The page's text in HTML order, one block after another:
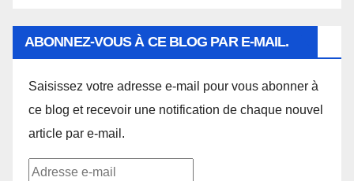
ABONNEZ-VOUS À CE BLOG PAR E-MAIL.
Saisissez votre adresse e-mail pour vous abonner à
ce blog et recevoir une notification de chaque nouvel
article par e-mail.
Adresse